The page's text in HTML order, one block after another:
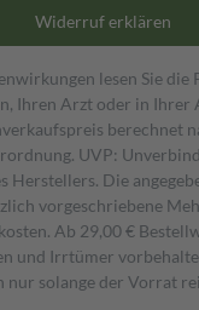
Widerruf erklären
lesen Sie die
Ihren Arzt oder in Ihrer
berechnet
UVP:
Herstellers. Die
vorgeschriebene
Ab 29,00 €
und Irrtümer
nur solange der Vorrat